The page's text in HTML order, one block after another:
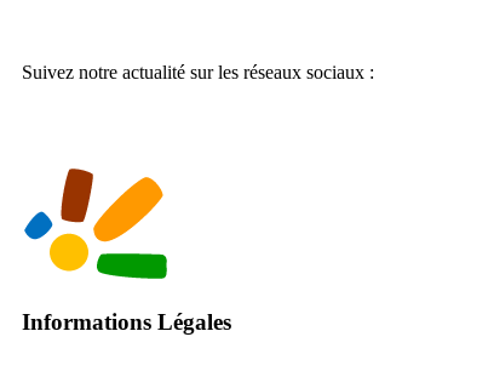
Suivez notre actualité sur les réseaux sociaux :
Informations Légales